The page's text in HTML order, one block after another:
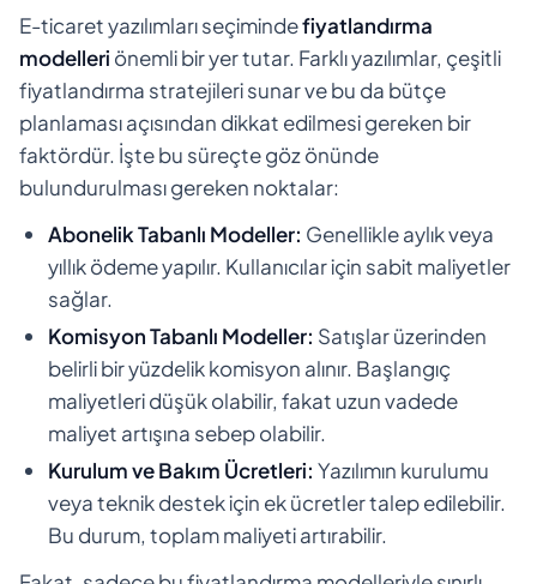
E-ticaret yazılımları seçimindefiyatlandırma
modelleri önemli bir yer tutar. Farklı yazılımlar, çeşitli
fiyatlandırma stratejileri sunar ve bu da bütçe
planlaması açısından dikkat edilmesi gereken bir
faktördür. İşte bu süreçte göz önünde
bulundurulması gereken noktalar:
Abonelik Tabanlı Modeller: Genellikle aylık veya
yıllık ödeme yapılır. Kullanıcılar için sabit maliyetler
sağlar.
Komisyon Tabanlı Modeller: Satışlar üzerinden
belirli bir yüzdelik komisyon alınır. Başlangıç
maliyetleri düşük olabilir, fakat uzun vadede
maliyet artışına sebep olabilir.
Kurulum ve Bakım Ücretleri: Yazılımın kurulumu
veya teknik destek için ek ücretler talep edilebilir.
Bu durum, toplam maliyeti artırabilir.